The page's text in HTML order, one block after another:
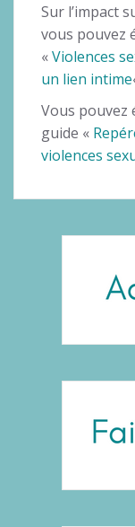
Sur l’impact
vous pouvez
«Violences
un lien intime
Vous pouvez
guide «
violences